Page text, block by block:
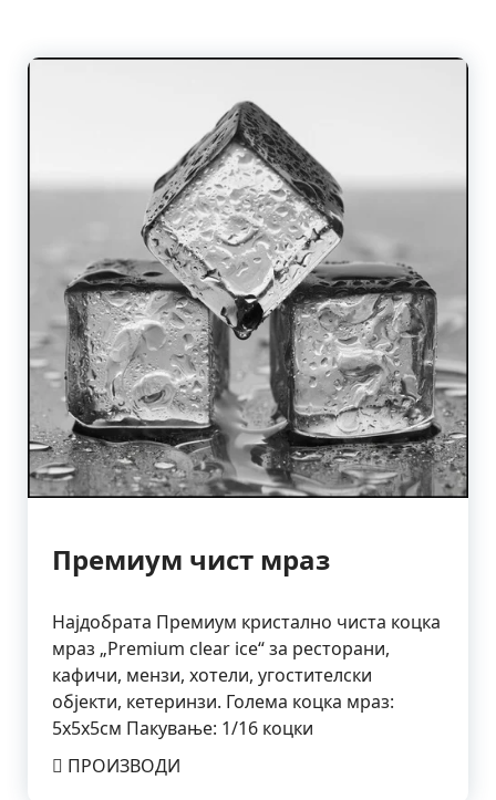
Премиум чист мраз
Најдобрата Премиум кристално чиста коцка
мраз „Premium clear ice“ за ресторани,
кафичи, мензи, хотели, угостителски
објекти, кетеринзи. Голема коцка мраз:
5х5х5см Пакување: 1/16 коцки
ПРОИЗВОДИ